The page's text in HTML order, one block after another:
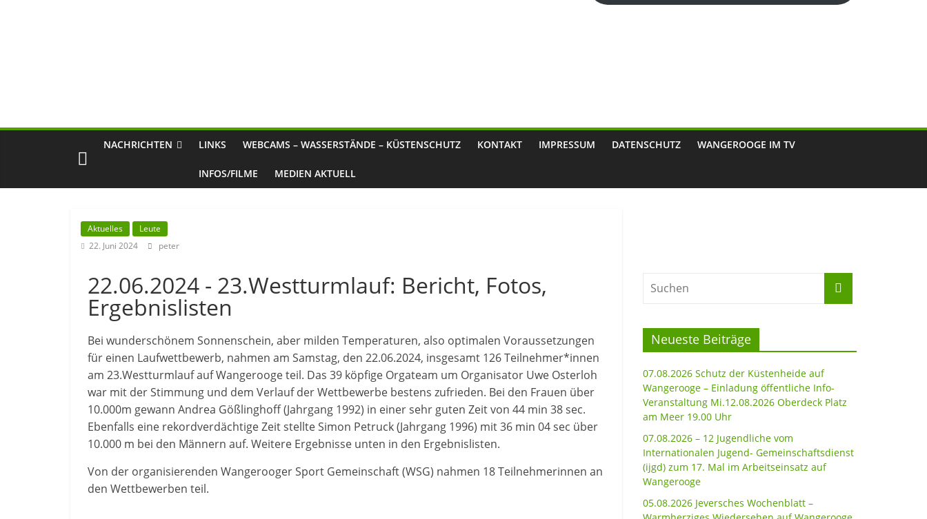
NACHRICHTEN LINKS WEBCAMS – WASSERSTÄNDE – KÜSTENSCHUTZ KONTAKT IMPRESSUM DATENSCHUTZ WANGEROOGE IM TV
INFOS/FILME MEDIEN AKTUELL
Aktuelles
Leute
22. Juni 2024
peter
22.06.2024 - 23.Westturmlauf: Bericht, Fotos,
Ergebnislisten
Bei wunderschönem Sonnenschein, aber milden Temperaturen, also optimalen Voraussetzungen
für einen Laufwettbewerb, nahmen am Samstag, den 22.06.2024, insgesamt 126 Teilnehmer*innen
am 23.Westturmlauf auf Wangerooge teil. Das 39 köpfige Orgateam um Organisator Uwe Osterloh
war mit der Stimmung und dem Verlauf der Wettbewerbe bestens zufrieden. Bei den Frauen über
10.000m gewann Andrea Gößlinghoff (Jahrgang 1992) in einer sehr guten Zeit von 44 min 38 sec.
Ebenfalls eine rekordverdächtige Zeit stellte Simon Petruck (Jahrgang 1996) mit 36 min 04 sec über
10.000 m bei den Männern auf. Weitere Ergebnisse unten in den Ergebnislisten.
Von der organisierenden Wangerooger Sport Gemeinschaft (WSG) nahmen 18 Teilnehmerinnen an
den Wettbewerben teil.
Neueste Beiträge
07.08.2026 Schutz der Küstenheide auf
Wangerooge – Einladung öffentliche Info-
Veranstaltung Mi.12.08.2026 Oberdeck Platz
am Meer 19.00 Uhr
07.08.2026 – 12 Jugendliche vom
Internationalen Jugend- Gemeinschaftsdienst
(ijgd) zum 17. Mal im Arbeitseinsatz auf
Wangerooge
05.08.2026 Jeversches Wochenblatt –